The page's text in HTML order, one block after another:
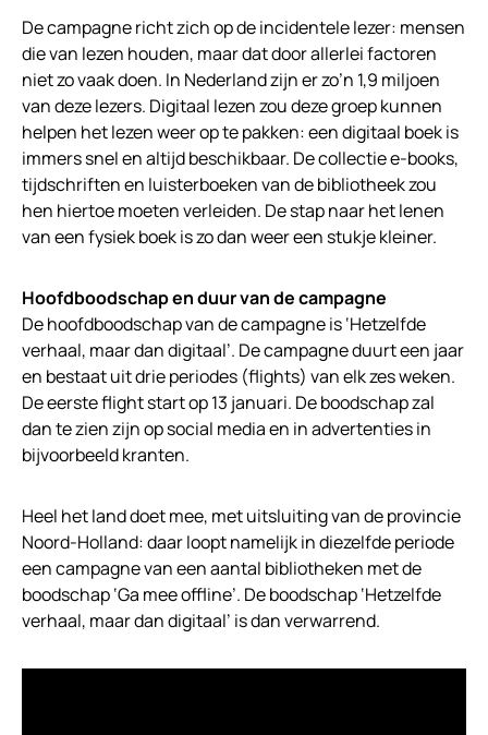
De campagne richt zich op de incidentele lezer: mensen
die van lezen houden, maar dat door allerlei factoren
niet zo vaak doen. In Nederland zijn er zo’n 1,9 miljoen
van deze lezers. Digitaal lezen zou deze groep kunnen
helpen het lezen weer op te pakken: een digitaal boek is
immers snel en altijd beschikbaar. De collectie e-books,
tijdschriften en luisterboeken van de bibliotheek zou
hen hiertoe moeten verleiden. De stap naar het lenen
van een fysiek boek is zo dan weer een stukje kleiner.
Hoofdboodschap en duur van de campagne
De hoofdboodschap van de campagne is ‘Hetzelfde
verhaal, maar dan digitaal’. De campagne duurt een jaar
en bestaat uit drie periodes (flights) van elk zes weken.
De eerste flight start op 13 januari. De boodschap zal
dan te zien zijn op social media en in advertenties in
bijvoorbeeld kranten.
Heel het land doet mee, met uitsluiting van de provincie
Noord-Holland: daar loopt namelijk in diezelfde periode
een campagne van een aantal bibliotheken met de
boodschap ‘Ga mee offline’. De boodschap ‘Hetzelfde
verhaal, maar dan digitaal’ is dan verwarrend.